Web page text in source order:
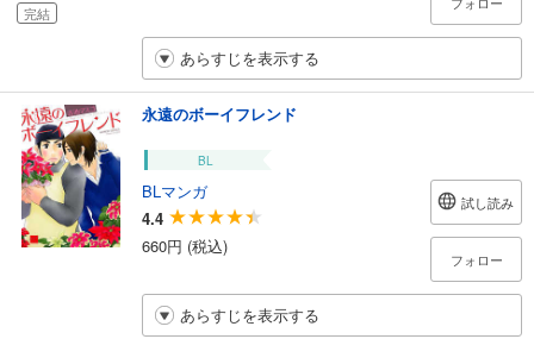
完結
あらすじを表示する
永遠のボーイフレンド
BL
BLマンガ
4.4
660円 (税込)
試し読み
フォロー
あらすじを表示する